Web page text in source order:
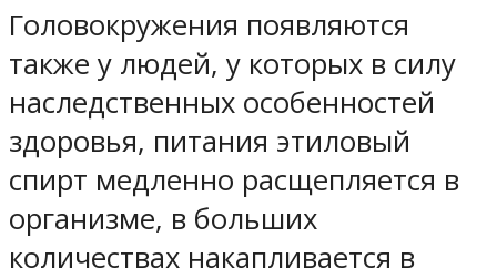
Головокружения появляются
также у людей, у которых в силу
наследственных особенностей
здоровья, питания этиловый
спирт медленно расщепляется в
организме, в больших
количествах накапливается в